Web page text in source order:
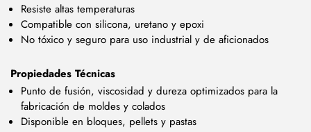
Resiste altas temperaturas
Compatible con silicona, uretano y epoxi
No tóxico y seguro para uso industrial y de aficionados
Propiedades Técnicas
Punto de fusión, viscosidad y dureza optimizados para la
fabricación de moldes y colados
Disponible en bloques, pellets y pastas